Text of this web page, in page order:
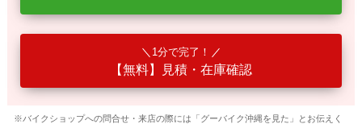
1分で完了！
【無料】見積・在庫確認
※バイクショップへの問合せ・来店の際には「グーバイク沖縄を見た」とお伝えく